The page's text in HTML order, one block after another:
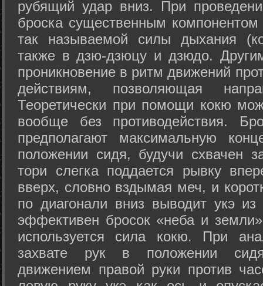
рубящий удар вниз. При
броска существенным компонентом
так называемой силы дыхания
также в дзю-дзюцу и дзюдо.
проникновение в ритм движений
действиям, позволяющая
Теоретически при помощи кокю
вообще без противодействия.
предполагают максимальную
положении сидя, будучи схвачен
тори слегка поддается рывку
вверх, словно вздымая меч, и
по диагонали вниз выводит укэ
эффективен бросок «неба и
используется сила кокю. При
захвате рук в положении
движением правой руки против